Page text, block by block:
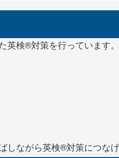
検®対策を行っています。
ながら英検®対策につなげ